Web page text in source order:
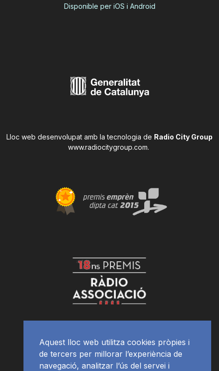
Disponible per iOS i Android
Lloc web desenvolupat amb la tecnologia de Radio City Group
www.radiocitygroup.com.
Aquest lloc web utilitza cookies pròpies i
de tercers per millorar l’experiència de
navegació, analitzar l’ús del servei i